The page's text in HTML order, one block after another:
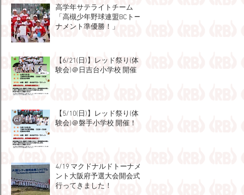
高学年サテライトチーム
「高槻少年野球連盟BCトー
ナメント準優勝！」
【6/21(日)】レッド祭り(体
験会)＠日吉台小学校 開催！
【5/10(日)】レッド祭り(体
験会)＠磐手小学校 開催！
4/19 マクドナルドトーナメ
ント大阪府予選大会開会式
行ってきました！